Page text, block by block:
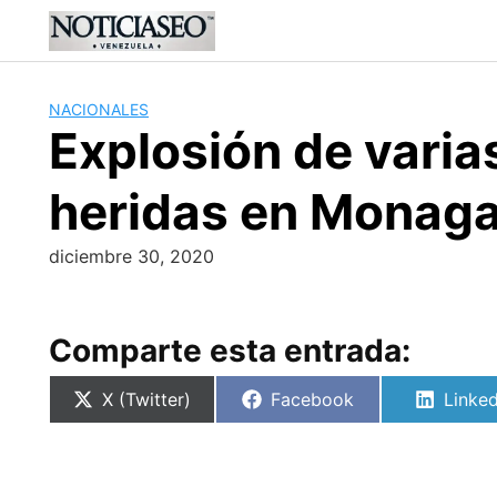
content
NACIONALES
Explosión de
heridas en
diciembre 30, 2020
Comparte esta entrada:
Compartir
X (Twitter)
Compartir
Facebook